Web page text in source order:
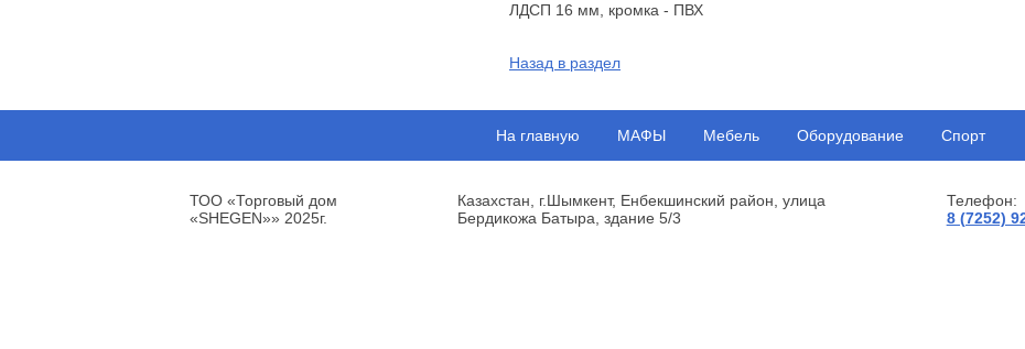
ЛДСП 16 мм, кромка - ПВХ
Назад в раздел
На главную МАФЫ Мебель Оборудование Спорт
ТОО «Торговый дом
«SHEGEN»» 2025г.
Казахстан, г.Шымкент, Енбекшинский район, улица
Бердикожа Батыра, здание 5/3
Телефон:
8 (7252)